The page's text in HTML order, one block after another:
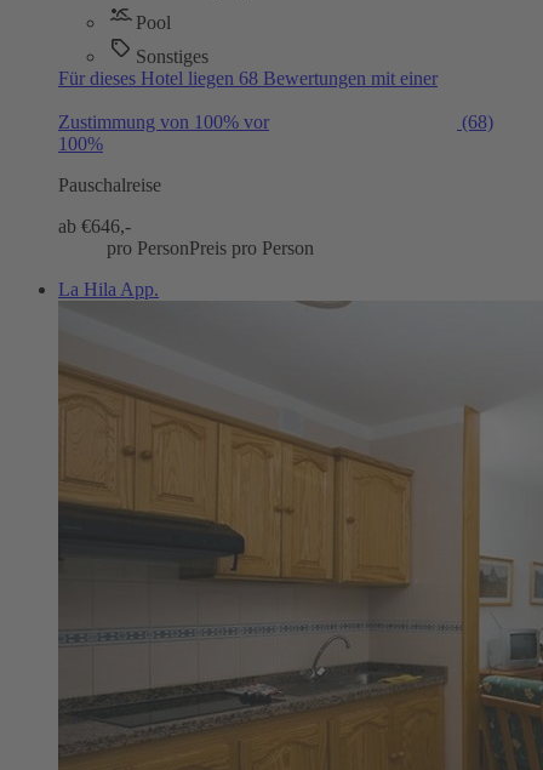
Pool
Sonstiges
Für dieses Hotel liegen 68 Bewertungen mit einer
Zustimmung von 100% vor
(68)
100%
Pauschalreise
ab €646,-
pro PersonPreis pro Person
La Hila App.